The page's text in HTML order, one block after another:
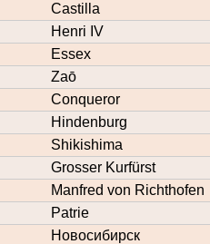
Castilla
Henri IV
Essex
Zaō
Conqueror
Hindenburg
Shikishima
Grosser Kurfürst
Manfred von Richthofen
Patrie
Новосибирск